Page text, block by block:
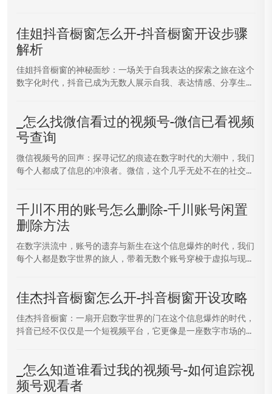
佳姐抖音橱窗怎么开-抖音橱窗开设步骤
解析
佳姐抖音橱窗的神秘面纱：一场关于自我表达的探索之旅在这个
数字化时代，抖音已成为无数人展示自我、表达情感、分享生...
_怎么找微信看过的视频号-微信已看视频
号查询
微信视频号的回声：探寻记忆的痕迹在数字时代的大潮中，我们
每个人都成了信息的冲浪者。微信，这个几乎无处不在的社交...
千川不用的账号怎么删除-千川账号闲置
删除方法
在数字洪流中，账号的遗弃与新生在这个信息爆炸的时代，我们
每个人都是数字世界的旅人，带着无数个账号穿梭于虚拟与现...
佳杰抖音橱窗怎么开-抖音橱窗开设攻略
佳杰抖音橱窗：一扇开启数字世界的门在这个信息爆炸的时代，
抖音已经不仅仅是一个短视频平台，它更像是一座数字市场的...
_怎么知道谁看过我的视频号-如何追踪视
频号观看者